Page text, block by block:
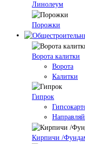
Линолеум
Порожки
Ворота калитки
Ворота
Калитки
Гипрок
Кирпичи /